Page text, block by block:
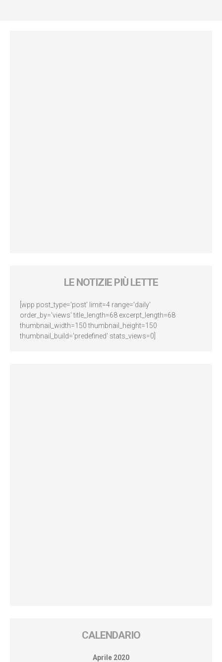
LE NOTIZIE PIÙ LETTE
[wpp post_type='post' limit=4 range='daily'
order_by='views' title_length=68 excerpt_length=68
thumbnail_width=150 thumbnail_height=150
thumbnail_build='predefined' stats_views=0]
CALENDARIO
Aprile 2020